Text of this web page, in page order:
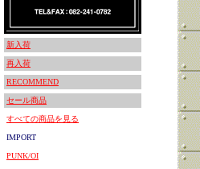
新入荷
再入荷
RECOMMEND
セール商品
すべての商品を見る
IMPORT
PUNK/OI